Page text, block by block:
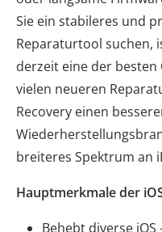
Sie ein stabileres und
Reparaturtool suchen,
derzeit eine der besten
vielen neueren
Recovery einen
breiteres Spektrum an
Hauptmerkmale der
Behebt diverse